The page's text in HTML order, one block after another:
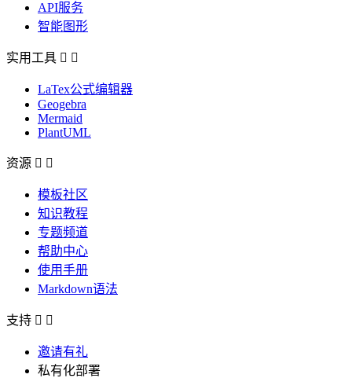
API服务
智能图形
实用工具  
LaTex公式编辑器
Geogebra
Mermaid
PlantUML
资源  
模板社区
知识教程
专题频道
帮助中心
使用手册
Markdown语法
支持  
邀请有礼
私有化部署